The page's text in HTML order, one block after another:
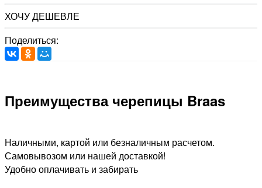
ХОЧУ ДЕШЕВЛЕ
Поделиться:
Преимущества черепицы Braas
Наличными, картой или безналичным расчетом.
Самовывозом или нашей доставкой!
Удобно оплачивать и забирать